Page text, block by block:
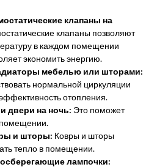
клапаны на
клапаны позволяют
в каждом помещении
экономить энергию.
мебелью или шторами:
нормальной циркуляции
отопления.
двери на ночь: Это поможет
помещении.
и шторы: Ковры и шторы
тепло в помещении.
лампочки: